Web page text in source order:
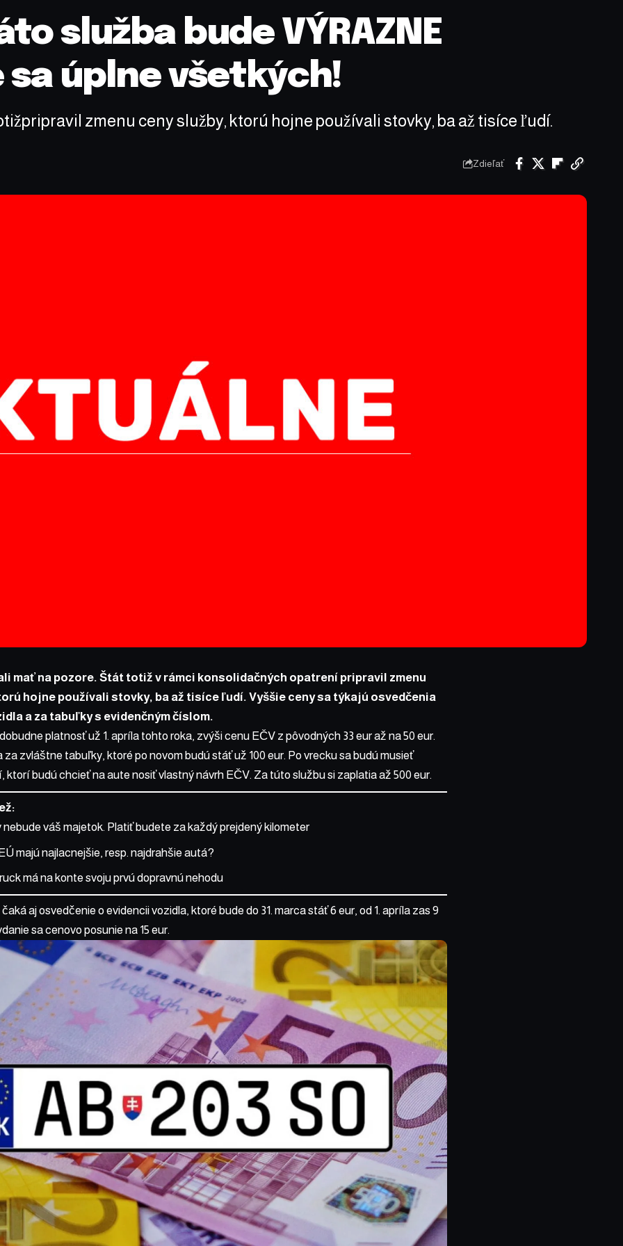
služba bude VÝRAZNE
úplne všetkých!
zmenu ceny služby, ktorú hojne používali stovky, ba až tisíce ľudí.
Zdieľať
mať na pozore. Štát totiž v rámci konsolidačných opatrení pripravil zmenu
hojne používali stovky, ba až tisíce ľudí. Vyššie ceny sa týkajú osvedčenia
a za tabuľky s evidenčným číslom.
platnosť už 1. apríla tohto roka, zvýši cenu EČV z pôvodných 33 eur až na 50 eur.
za zvláštne tabuľky, ktoré po novom budú stáť už 100 eur. Po vrecku sa budú musieť
ktorí budú chcieť na aute nosiť vlastný návrh EČV. Za túto službu si zaplatia až 500 eur.
nebude váš majetok. Platiť budete za každý prejdený kilometer
majú najlacnejšie, resp. najdrahšie autá?
má na konte svoju prvú dopravnú nehodu
aj osvedčenie o evidencii vozidla, ktoré bude do 31. marca stáť 6 eur, od 1. apríla zas 9
sa cenovo posunie na 15 eur.